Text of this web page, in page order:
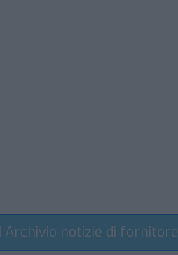
Archivio notizie di fornitore